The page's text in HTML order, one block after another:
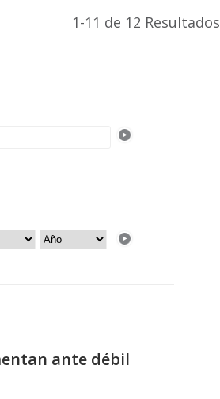
1-11 de 12 Resultados
ante débil